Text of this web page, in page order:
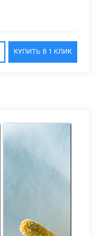
КУПИТЬ В 1 КЛИК